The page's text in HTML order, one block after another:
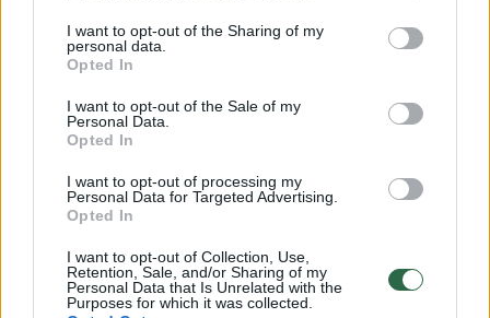
I want to opt-out of the Sharing of my
personal data.
Opted In
I want to opt-out of the Sale of my
Personal Data.
Opted In
I want to opt-out of processing my
Personal Data for Targeted Advertising.
Opted In
I want to opt-out of Collection, Use,
Retention, Sale, and/or Sharing of my
Personal Data that Is Unrelated with the
Purposes for which it was collected.
00:00:30
Vaizdai iš tragiškos avarijos Vilniaus r.: dviejų moterų ir
vaiko gyvybių išgelbėti nepavyko
Žinios | Lietuvos diena
00:00:59
Nufilmavo, kaip patvino Vilniaus Vakarinis aplinkkelis:
vaizdas pribloškia
Žinios Lietuvos diena